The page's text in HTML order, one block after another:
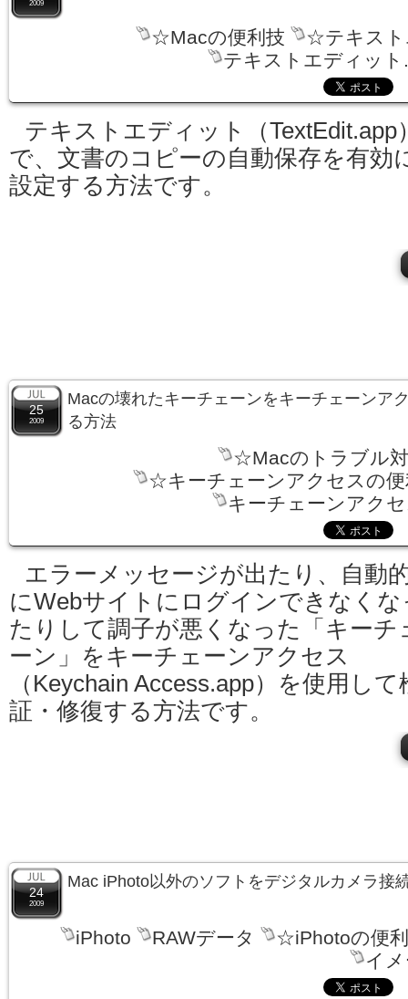
2009
☆Macの便利技
☆テキスト
テキストエディット
テキストエディット（TextEdit.app
で、文書のコピーの自動保存を有効
設定する方法です。
25
2009
Macの壊れたキーチェーンをキーチェーンア
る方法
☆Macのトラブル
☆キーチェーンアクセスの便
キーチェーンアク
エラーメッセージが出たり、自動
にWebサイトにログインできなくな
たりして調子が悪くなった「キーチ
ーン」をキーチェーンアクセス
（Keychain Access.app）を使用して
証・修復する方法です。
24
2009
Mac iPhoto以外のソフトをデジタルカメラ接
iPhoto RAWデータ
☆iPhotoの便
イ